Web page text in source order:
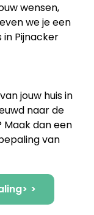
wensen,
we je een
in Pijnacker
jouw huis in
naar de
dan een
van